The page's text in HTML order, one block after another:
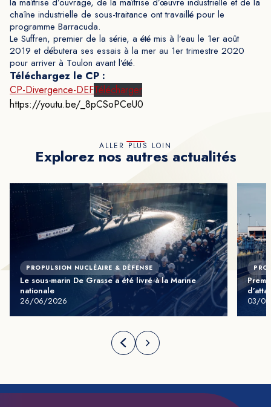
chaîne industrielle de sous-traitance ont travaillé pour le
programme Barracuda.
Le Suffren, premier de la série, a été mis à l’eau le 1er août
2019 et débutera ses essais à la mer au 1er trimestre 2020
pour arriver à Toulon avant l’été.
Téléchargez le CP :
CP-Divergence-DEFTélécharger
https://youtu.be/_8pCSoPCeU0
ALLER PLUS LOIN
Explorez nos autres actualités
PROPULSION NUCLÉAIRE & DÉFENSE
Le sous-marin De Grasse a été livré à la Marine
nationale
26/06/2026
03/